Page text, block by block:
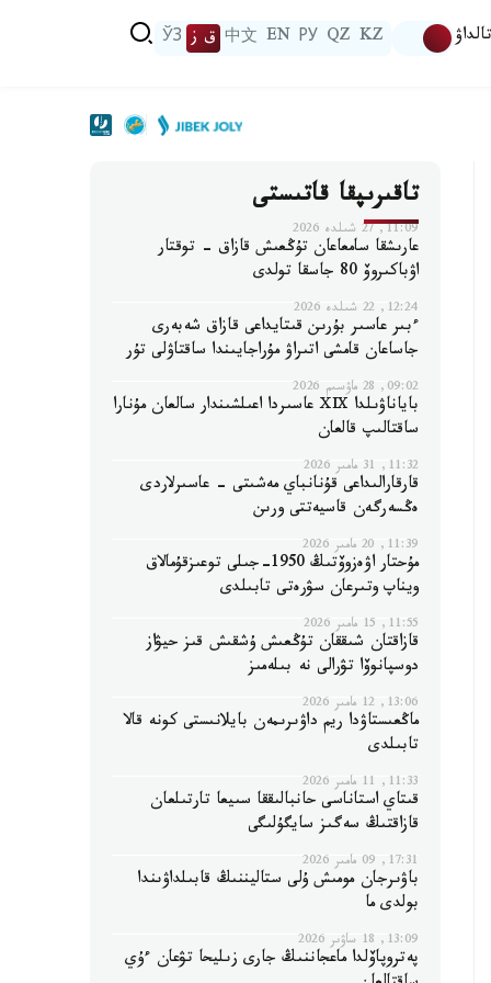
تالداۋ KZ
QZ
РУ
EN
中文 ق ز ЎЗ
تاقىرىپقا قاتىستى
11:09, 27 شىلدە 2026
عارىشقا سامعاعان تۇڭعىش قازاق - توقتار
اۋباكىروۆ 80 جاسقا تولدى
12:24, 22 شىلدە 2026
ءبىر عاسىر بۇرىن قىتايداعى قازاق شەبەرى
جاساعان قامشى اتىراۋ مۇراجايىندا ساقتاۋلى تۇر
09:02, 28 ماۋسىم 2026
باياناۋىلدا ⅩⅨ عاسىردا اعىلشىندار سالعان مۇنارا
ساقتالىپ قالعان
11:32, 31 مامىر 2026
قارقارالىداعى قۇنانباي مەشىتى - عاسىرلاردى
ەڭسەرگەن قاسيەتتى ورىن
11:39, 20 مامىر 2026
مۇحتار اۋەزوۆتىڭ 1950-جىلى توعىزقۇمالاق
ويناپ وتىرعان سۋرەتى تابىلدى
11:55, 15 مامىر 2026
قازاقتان شىققان تۇڭعىش ۇشقىش قىز حيۋاز
دوسپانوۆا تۋرالى نە بىلەمىز
13:06, 12 مامىر 2026
ماڭعىستاۋدا ريم داۋىرىمەن بايلانىستى كونە قالا
تابىلدى
11:33, 11 مامىر 2026
قىتاي استاناسى حانبالىققا سىيعا تارتىلعان
قازاقتىڭ سەگىز سايگۇلىگى
17:31, 09 مامىر 2026
باۋىرجان مومىش ۇلى ستاليننىڭ قابىلداۋىندا
بولدى ما
13:09, 18 ساۋىر 2026
پەتروپاۆلدا ماعجاننىڭ جارى زىليحا تۋعان ءۇي